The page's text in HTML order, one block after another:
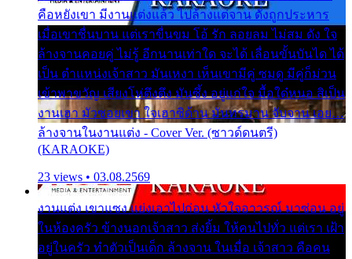
คือหยังเขา มีงานแต่งแล้ว ไปล้างแต่จาน ดั่งถูกประหาร
เมื่อเขาชื่นบาน แต่เราขื่นขม โอ้ รัก ลอยลม ไม่สม ดัง ใจ
ล้างจานคอยคู่ ไม่รู้ อีกนานเท่าใด จะได้ เลื่อนขั้นบันได ได้
เป็น ตำแหน่งเจ้าสาว มันเหงา เห็นเขามีคู่ ซมดู มีคู่ก็ม่วน
เข้าพาขวัญ เสียงโห่ตึงตึง มันซึ้ง อยู่แก่ใจ มื้อใด๋หนอ สิเป็น
งานเฮา มัวซอยเขา ใจเฮาซิด้าน มันทรมาน จับจาน เอย…
ล้างจานในงานแต่ง - Cover Ver. (ซาวด์ดนตรี)
(KARAOKE)
23 views • 03.08.2569
งานแต่ง เขาแซง แย่งเอาไปก่อน หัวใจอาวรณ์ มาซ่อน อยู่
ในห้องครัว ข้างนอกเจ้าสาว ส่งยิ้ม ให้คนไปทั่ว แต่เรา เฝ้า
อยู่ในครัว ทำตัวเป็นเด็ก ล้างจาน ในเมื่อ เจ้าสาว คือคน